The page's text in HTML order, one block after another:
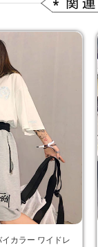
イカラー ワイドレ